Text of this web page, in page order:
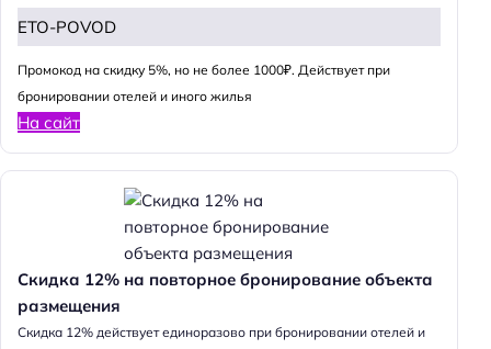
ETO-POVOD
Промокод на скидку 5%, но не более 1000₽. Действует при
бронировании отелей и иного жилья
На сайт
Скидка 12% на повторное бронирование объекта
размещения
Cкидка 12% действует единоразово при бронировании отелей и